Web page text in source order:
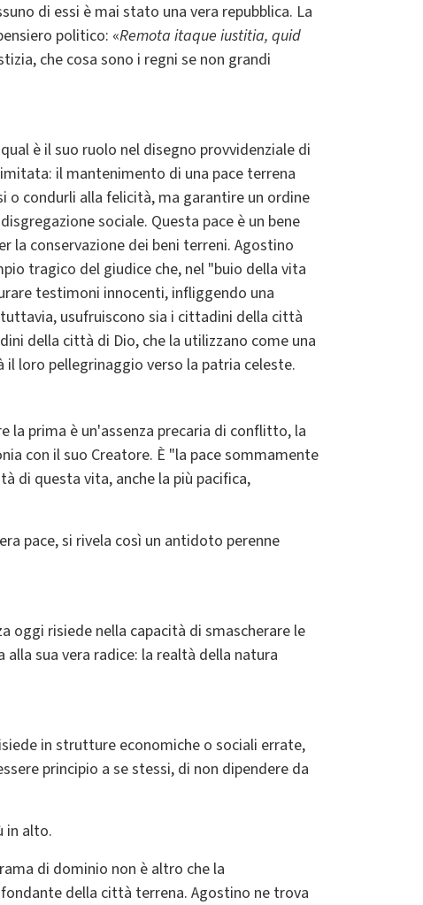
di essi è mai stato una vera repubblica. La
politico: «Remota itaque iustitia, quid
che cosa sono i regni se non grandi
è il suo ruolo nel disegno provvidenziale di
il mantenimento di una pace terrena
o condurli alla felicità, ma garantire un ordine
sociale. Questa pace è un bene
la conservazione dei beni terreni. Agostino
tragico del giudice che, nel "buio della vita
testimoni innocenti, infliggendo una
usufruiscono sia i cittadini della città
della città di Dio, che la utilizzano come una
loro pellegrinaggio verso la patria celeste.
la prima è un'assenza precaria di conflitto, la
con il suo Creatore. È "la pace sommamente
di questa vita, anche la più pacifica,
pace, si rivela così un antidoto perenne
risiede nella capacità di smascherare le
sua vera radice: la realtà della natura
in strutture economiche o sociali errate,
principio a se stessi, di non dipendere da
in alto.
di dominio non è altro che la
della città terrena. Agostino ne trova